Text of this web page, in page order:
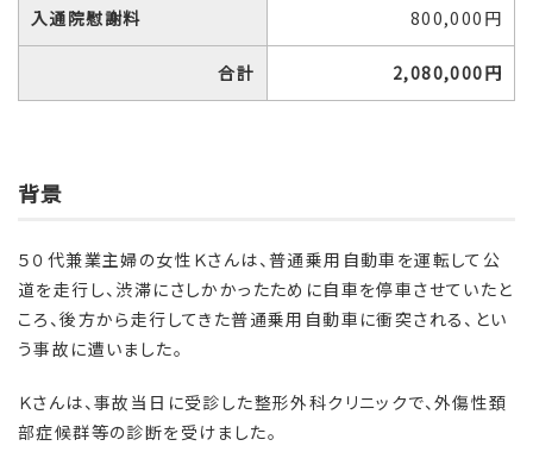
入通院慰謝料 800,000円
合計 2,080,000円
背景
５０代兼業主婦の女性Ｋさんは、普通乗用自動車を運転して公
道を走行し、渋滞にさしかかったために自車を停車させていたと
ころ、後方から走行してきた普通乗用自動車に衝突される、とい
う事故に遭いました。
Ｋさんは、事故当日に受診した整形外科クリニックで、外傷性頚
部症候群等の診断を受けました。